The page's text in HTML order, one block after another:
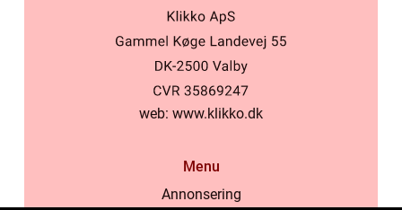
web: www.klikko.dk
Menu
Annonsering